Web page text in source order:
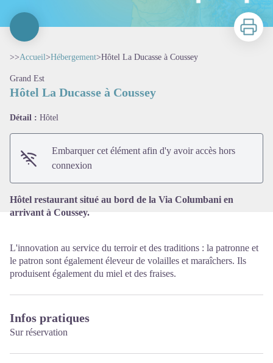
Imprimer
>>Accueil>Hébergement>Hôtel La Ducasse à Coussey
Grand Est
Hôtel La Ducasse à Coussey
Détail : Hôtel
Embarquer cet élément afin d'y avoir accès hors
connexion
Hôtel restaurant situé au bord de la Via Columbani en
arrivant à Coussey.
L'innovation au service du terroir et des traditions : la patronne et
le patron sont également éleveur de volailles et maraîchers. Ils
produisent également du miel et des fraises.
Infos pratiques
Sur réservation